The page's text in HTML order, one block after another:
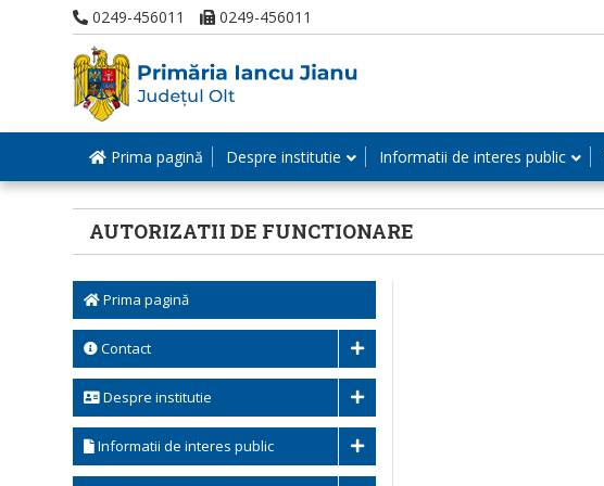
0249-456011 0249-456011
Prima pagină Despre institutie Informatii de interes public
AUTORIZATII DE FUNCTIONARE
Prima pagină
Contact
Despre institutie
Informatii de interes public